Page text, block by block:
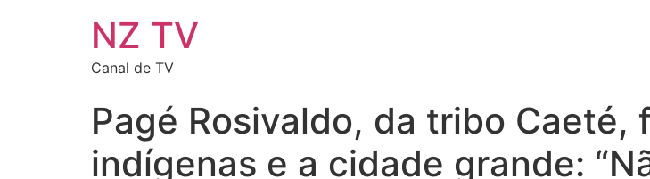
NZ TV
Canal de TV
Pagé Rosivaldo, da tribo Caeté,
indígenas e a cidade grande: